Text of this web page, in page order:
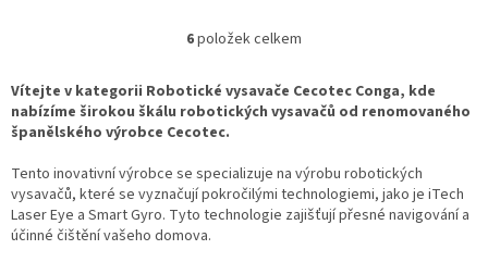
O
l
á
c
í
p
6položek celkem
Vítejte v kategorii Robotické vysavače Cecotec Conga, kde
nabízíme širokou škálu robotických vysavačů od renomovaného
španělského výrobce Cecotec.
Tento inovativní výrobce se specializuje na výrobu robotických
vysavačů, které se vyznačují pokročilými technologiemi, jako je iTech
Laser Eye a Smart Gyro. Tyto technologie zajišťují přesné navigování a
účinné čištění vašeho domova.